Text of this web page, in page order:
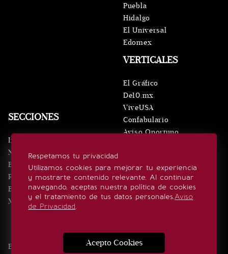
Respetamos tu privacidad
Utilizamos cookies para mejorar tu experiencia
y mostrarte contenido relevante. Al continuar
navegando, aceptas nuestra política de cookies
y el tratamiento de tus datos personales.Aviso
de Privacidad.
Acepto Cookies
SECCIONES
Inicio
Noticias
Eventos
Realeza
Estilo de vida
Minuto x Minuto
VERTICALES
El Gráfico
De10.mx
ViveUSA
Confabulario
Aviso Oportuno
Puebla
Hidalgo
El Universal
Edomex
SÍGUENOS
Edición Impresa Noticias Quiénes somos